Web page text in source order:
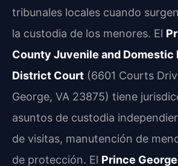
tribunales locales cuando
la custodia de los menores. El
County Juvenile and Domestic
District Court (6601 Courts
George, VA 23875) tiene
asuntos de custodia
de visitas, manutención de
de protección. El Prince